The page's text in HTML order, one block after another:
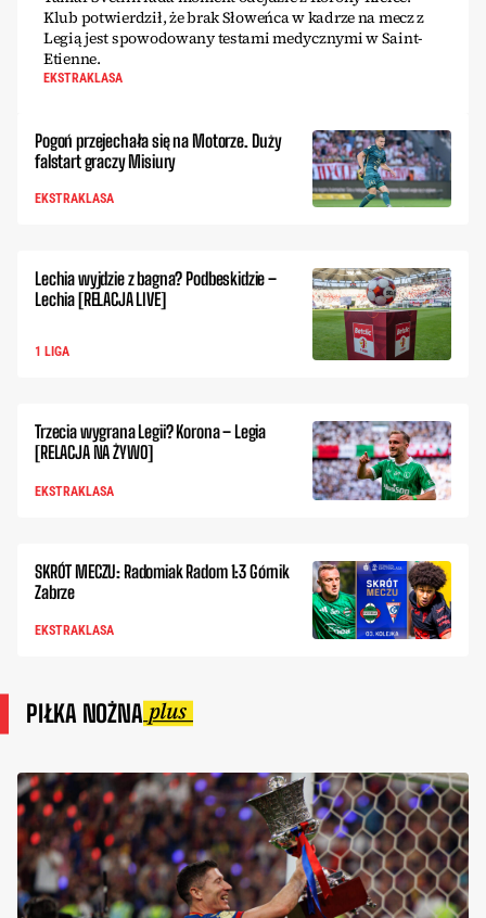
Klub potwierdził, że brak Słoweńca w kadrze na mecz z
Legią jest spowodowany testami medycznymi w Saint-
Etienne.
EKSTRAKLASA
Pogoń przejechała się na Motorze. Duży
falstart graczy Misiury
EKSTRAKLASA
Lechia wyjdzie z bagna? Podbeskidzie –
Lechia [RELACJA LIVE]
1 LIGA
Trzecia wygrana Legii? Korona – Legia
[RELACJA NA ŻYWO]
EKSTRAKLASA
SKRÓT MECZU: Radomiak Radom 1:3 Górnik
Zabrze
EKSTRAKLASA
PIŁKA NOŻNA